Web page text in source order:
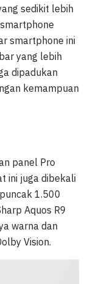
sedikit lebih
smartphone ini
yang lebih
dipadukan
kemampuan
panel Pro
ini juga dibekali
1.500
Aquos R9
warna dan
Vision.